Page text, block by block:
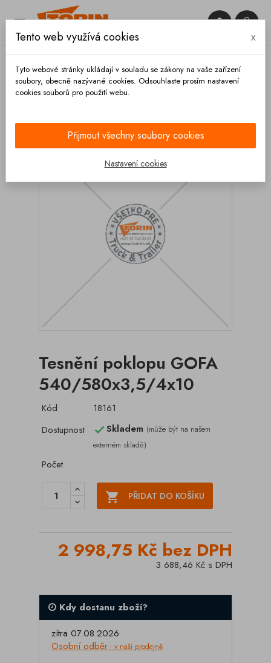
 

Tesnění poklopu GOFA
540/580x3,5/4x10
Kód
18161
Dostupnost
Skladem (může být na našem
externém skladě)
Počet
 PŘIDAT DO KOŠÍKU
2 998,75 Kč bez DPH
3 688,46 Kč s DPH
Kdy dostanu zboží?
zítra 07.08.2026
Osobní odběr - v naší prodejně
Tento web využívá cookies x
Tyto webové stránky ukládají v souladu se zákony na vaše zařízení
soubory, obecně nazývané cookies. Odsouhlaste prosím nastavení
cookies souborů pro použití webu.
Přijmout všechny soubory cookies
Nastavení cookies